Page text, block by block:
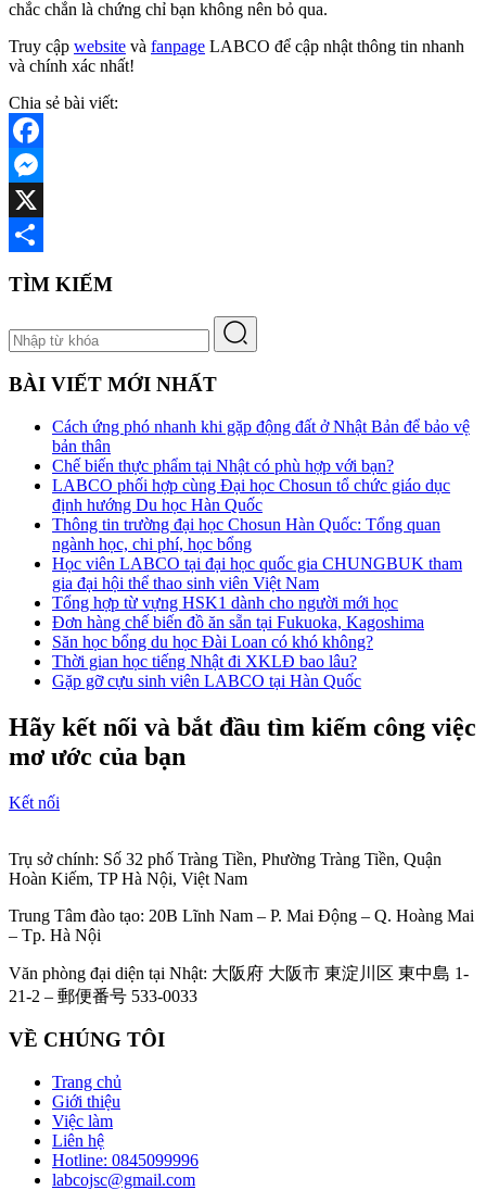
chắc chắn là chứng chỉ bạn không nên bỏ qua.
Truy cập website và fanpage LABCO để cập nhật thông tin nhanh
và chính xác nhất!
Chia sẻ bài viết:
Facebook
Messenger
X
Share
TÌM KIẾM
BÀI VIẾT MỚI NHẤT
Cách ứng phó nhanh khi gặp động đất ở Nhật Bản để bảo vệ
bản thân
Chế biến thực phẩm tại Nhật có phù hợp với bạn?
LABCO phối hợp cùng Đại học Chosun tổ chức giáo dục
định hướng Du học Hàn Quốc
Thông tin trường đại học Chosun Hàn Quốc: Tổng quan
ngành học, chi phí, học bổng
Học viên LABCO tại đại học quốc gia CHUNGBUK tham
gia đại hội thể thao sinh viên Việt Nam
Tổng hợp từ vựng HSK1 dành cho người mới học
Đơn hàng chế biến đồ ăn sẵn tại Fukuoka, Kagoshima
Săn học bổng du học Đài Loan có khó không?
Thời gian học tiếng Nhật đi XKLĐ bao lâu?
Gặp gỡ cựu sinh viên LABCO tại Hàn Quốc
Hãy kết nối và bắt đầu tìm kiếm công việc
mơ ước của bạn
Kết nối
Trụ sở chính: Số 32 phố Tràng Tiền, Phường Tràng Tiền, Quận
Hoàn Kiếm, TP Hà Nội, Việt Nam
Trung Tâm đào tạo: 20B Lĩnh Nam – P. Mai Động – Q. Hoàng Mai
– Tp. Hà Nội
Văn phòng đại diện tại Nhật: 大阪府 大阪市 東淀川区 東中島 1-
21-2 – 郵便番号 533-0033
VỀ CHÚNG TÔI
Trang chủ
Giới thiệu
Việc làm
Liên hệ
Hotline: 0845099996
labcojsc@gmail.com